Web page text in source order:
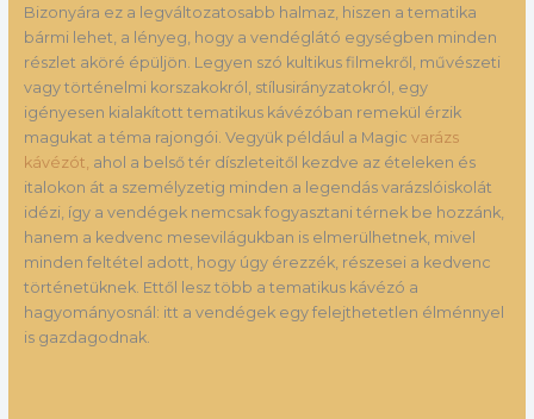
Bizonyára ez a legváltozatosabb halmaz, hiszen a tematika
bármi lehet, a lényeg, hogy a vendéglátó egységben minden
részlet aköré épüljön. Legyen szó kultikus filmekről, művészeti
vagy történelmi korszakokról, stílusirányzatokról, egy
igényesen kialakított tematikus kávézóban remekül érzik
magukat a téma rajongói. Vegyük például a Magic varázs
kávézót, ahol a belső tér díszleteitől kezdve az ételeken és
italokon át a személyzetig minden a legendás varázslóiskolát
idézi, így a vendégek nemcsak fogyasztani térnek be hozzánk,
hanem a kedvenc mesevilágukban is elmerülhetnek, mivel
minden feltétel adott, hogy úgy érezzék, részesei a kedvenc
történetüknek. Ettől lesz több a tematikus kávézó a
hagyományosnál: itt a vendégek egy felejthetetlen élménnyel
is gazdagodnak.